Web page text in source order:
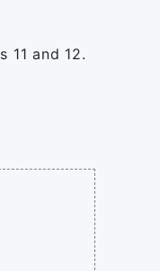
11 and 12.